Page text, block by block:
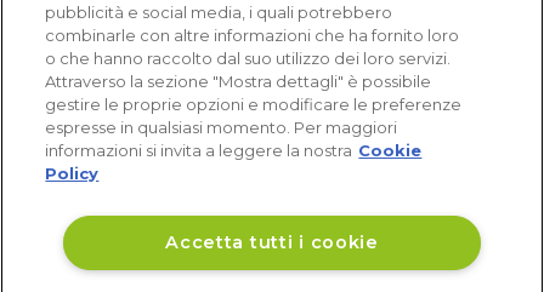
pubblicità e social media, i quali potrebbero
combinarle con altre informazioni che ha fornito loro
o che hanno raccolto dal suo utilizzo dei loro servizi.
Attraverso la sezione "Mostra dettagli" è possibile
gestire le proprie opzioni e modificare le preferenze
espresse in qualsiasi momento. Per maggiori
informazioni si invita a leggere la nostra Cookie
Policy
Accetta tutti i cookie